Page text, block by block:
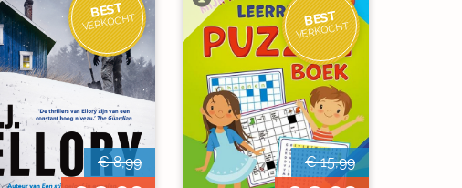
BEST
VERKOCHT
€ 8,99
BEST
VERKOCHT
€ 15,99